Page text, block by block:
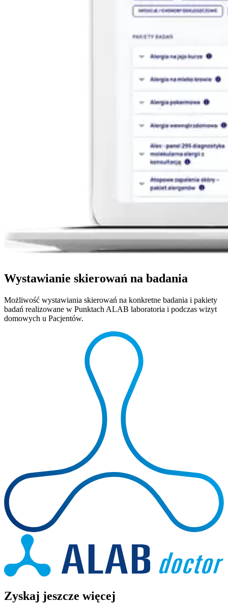
Wystawianie skierowań na badania
Możliwość wystawiania skierowań na konkretne badania i pakiety
badań realizowane w Punktach ALAB laboratoria i podczas wizyt
domowych u Pacjentów.
Zyskaj jeszcze więcej